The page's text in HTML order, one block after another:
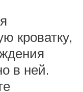
кроватку,
в ней.